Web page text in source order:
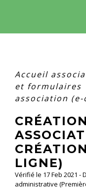
Accueil
et formulaires
association
LIGNE)
Vérifié le 17 Feb 2021
administrative